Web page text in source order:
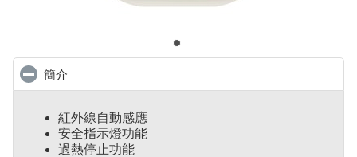
簡介
紅外線自動感應
安全指示燈功能
過熱停止功能